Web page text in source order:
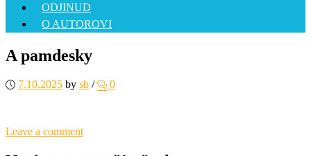
ODJINUD
O AUTOROVI
A pamdesky
7.10.2025 by sb / 0
Leave a comment